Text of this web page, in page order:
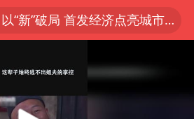
台风白海豚进入48小时警戒线
看守所辅警收受10万获刑1年